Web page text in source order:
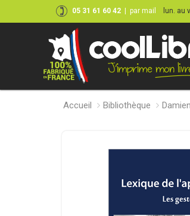
05 31 61 60 42 par mail lun. au
Accueil Bibliothèque